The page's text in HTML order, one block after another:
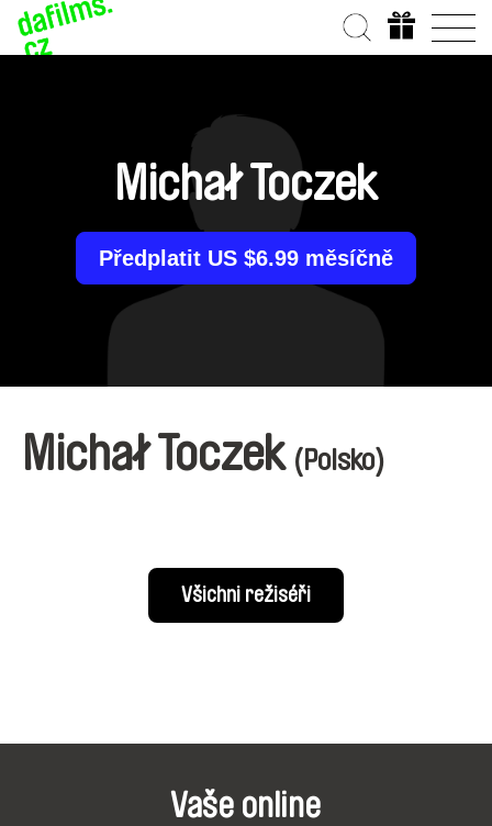
Michał Toczek
Předplatit US $6.99 měsíčně
Michał Toczek (Polsko)
Všichni režiséři
Vaše online